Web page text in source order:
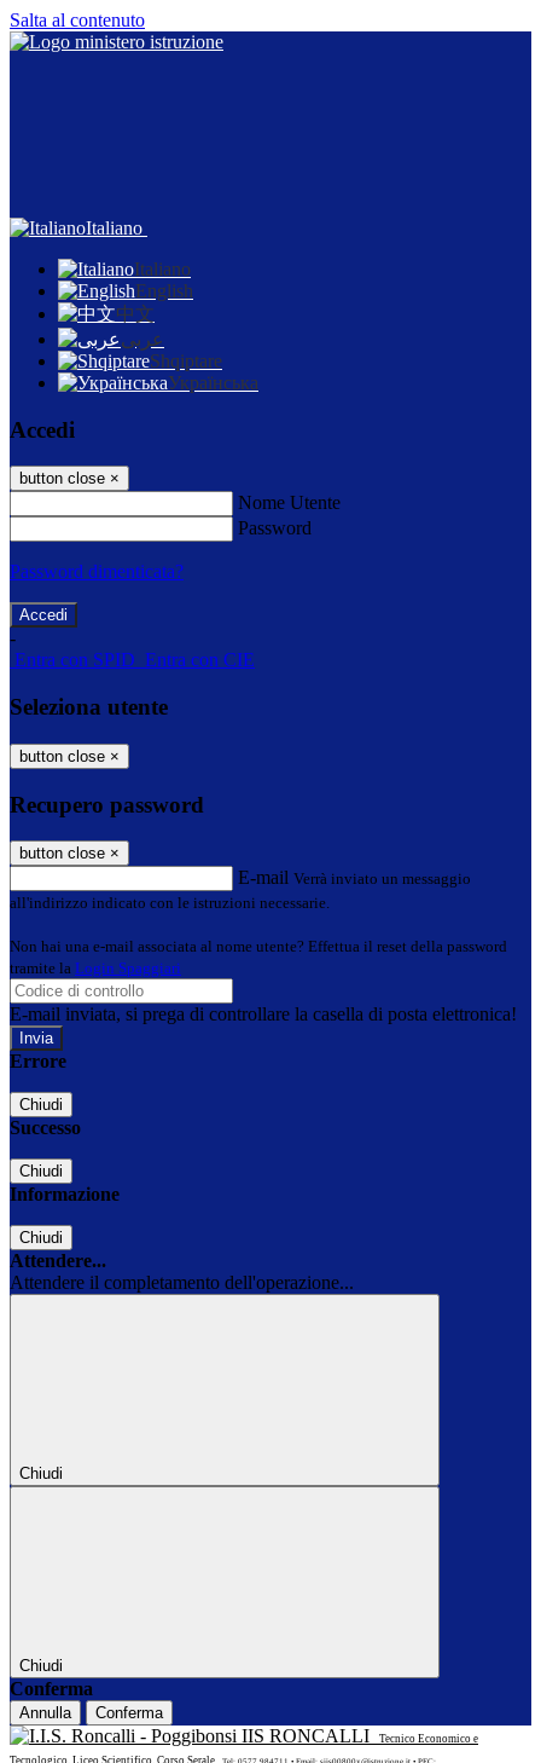
Salta al contenuto
Italiano
Italiano
English
中文
عربى
Shqiptare
Українська
Accedi
button close ×
Nome Utente
Password
Password dimenticata?
-
Entra con SPID Entra con CIE
Seleziona utente
button close ×
Recupero password
button close ×
E-mail Verrà inviato un messaggio
all'indirizzo indicato con le istruzioni necessarie.
Non hai una e-mail associata al nome utente? Effettua il reset della password
tramite la Login Spaggiari
E-mail inviata, si prega di controllare la casella di posta elettronica!
Errore
Chiudi
Successo
Chiudi
Informazione
Chiudi
Attendere...
Attendere il completamento dell'operazione...
Chiudi
Chiudi
Conferma
Annulla Conferma
IIS RONCALLI
Tecnico Economico e